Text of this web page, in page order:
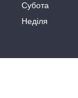
Субота
Неділя